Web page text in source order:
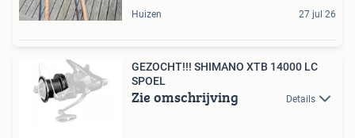
Huizen 27 jul 26
GEZOCHT!!! SHIMANO XTB 14000 LC
SPOEL
Zie omschrijving Details